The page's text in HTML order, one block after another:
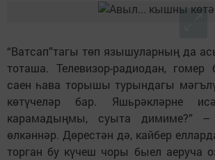
“Ватсап”тагы төп язышуларның да
тоташа. Телевизор-радиодан, гомер
саен һава торышы турындагы
көтүчеләр бар. Яшьрәкләрне
карамадыңмы, суыта димиме?”
өлкәннәр. Дөрестән дә, кайбер
торган бу күчеш чоры быел аеруча